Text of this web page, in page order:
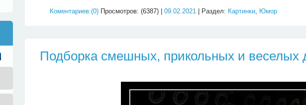
Коментариев:(0) Просмотров: (6387) |09.02.2021 | Раздел: Картинки Юмор
Подборка смешных, прикольных и веселых